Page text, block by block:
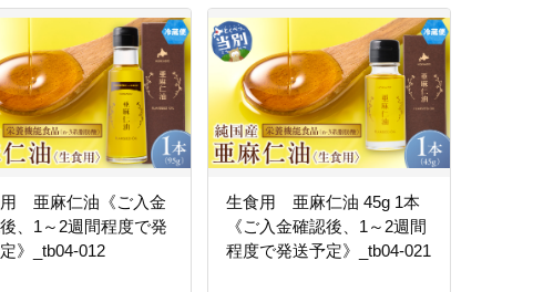
亜麻仁油《ご入金
、1～2週間程度で発
》_tb04-012
生食用 亜麻仁油 45g 1本
《ご入金確認後、1～2週間
程度で発送予定》_tb04-021